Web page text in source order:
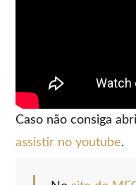
Caso não consiga
assistir no youtube.